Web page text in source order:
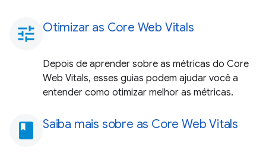
tune Otimizar as Core Web Vitals
Depois de aprender sobre as métricas do Core
Web Vitals, esses guias podem ajudar você a
entender como otimizar melhor as métricas.
book Saiba mais sobre as Core Web Vitals